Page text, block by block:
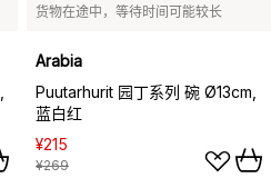
货物在途中，等待时间可能较长
Arabia
Puutarhurit 园丁系列 碗 Ø13cm,
蓝白红
¥215
¥269